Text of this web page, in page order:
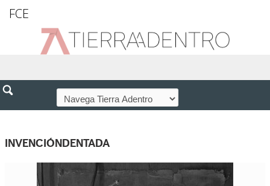
FCE
INVENCIÓNDENTADA